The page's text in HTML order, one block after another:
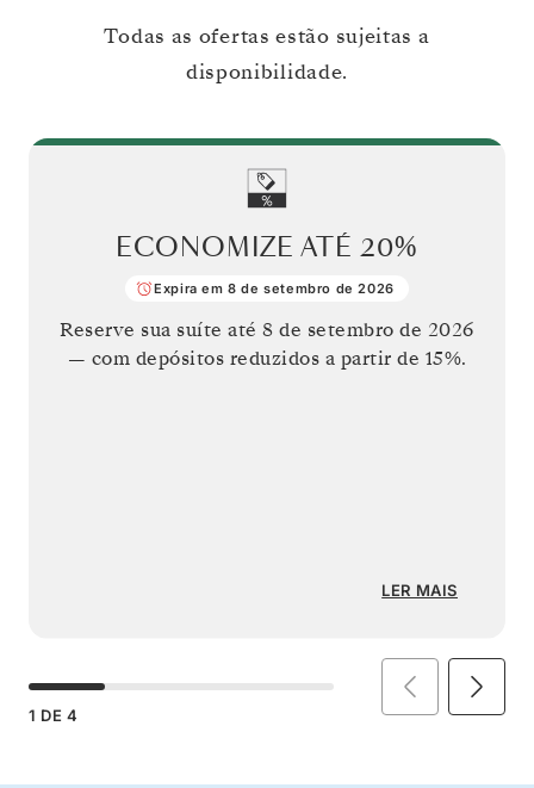
Todas as ofertas estão sujeitas a
disponibilidade.
ECONOMIZE ATÉ 20%
Expira em 8 de setembro de 2026
Reserve sua suíte até8 de setembro de 2026
— com depósitos reduzidos a partir de 15%.
LER MAIS
1 DE 4